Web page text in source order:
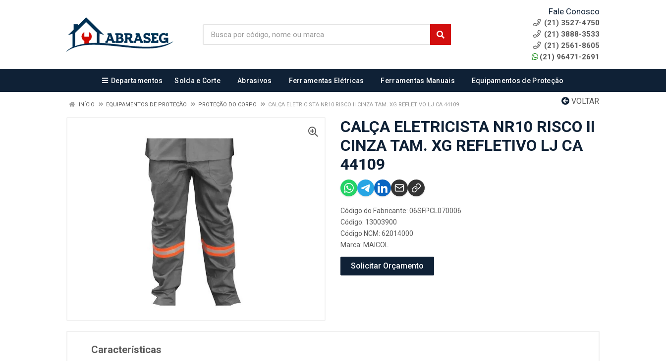
Fale Conosco
(21) 3527-4750
(21) 3888-3533
(21) 2561-8605
(21) 96471-2691
Departamentos Solda e Corte Abrasivos Ferramentas Elétricas Ferramentas Manuais Equipamentos de Proteção
VOLTAR
INÍCIO EQUIPAMENTOS DE PROTEÇÃO PROTEÇÃO DO CORPO CALÇA ELETRICISTA NR10 RISCO II CINZA TAM. XG REFLETIVO LJ CA 44109
CALÇA ELETRICISTA NR10 RISCO II
CINZA TAM. XG REFLETIVO LJ CA
44109
Código do Fabricante: 06SFPCL070006
Código: 13003900
Código NCM: 62014000
Marca: MAICOL
Solicitar Orçamento
Características